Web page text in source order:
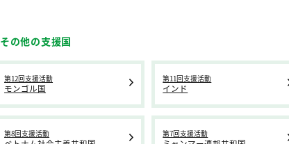
その他の支援国
第12回支援活動
モンゴル国
第11回支援活動
インド
第8回支援活動 第7回支援活動